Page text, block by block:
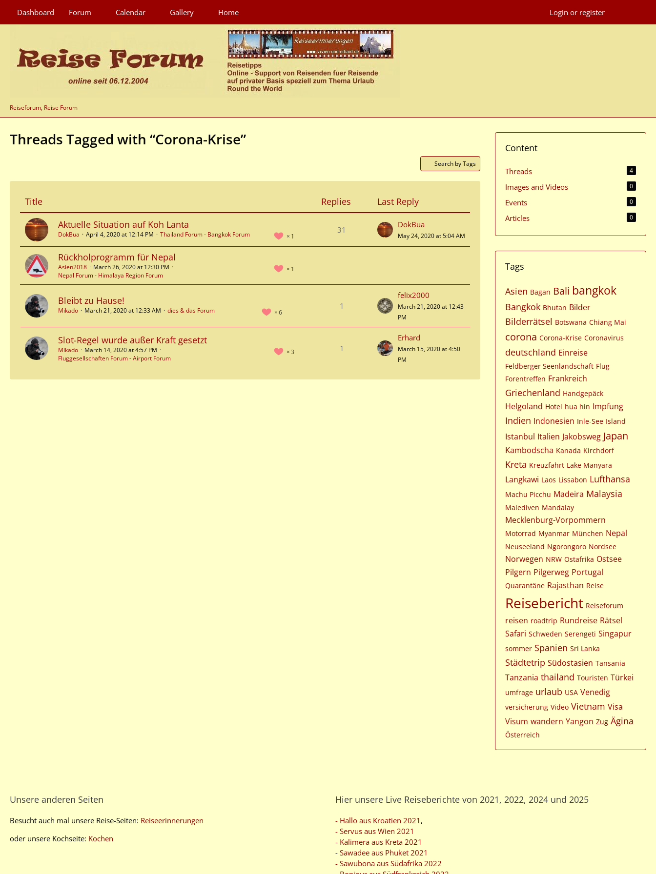
Dashboard Forum Calendar Gallery Home Login or register
Reiseforum, Reise Forum
Threads Tagged with “Corona-Krise”
Search by Tags
Title Replies
Last Reply
Aktuelle Situation auf Koh Lanta
1
DokBua April 4, 2020 at 12:14 PM Thailand Forum - Bangkok Forum 31
DokBua
May 24, 2020 at 5:04 AM
Rückholprogramm für Nepal
1
Asien2018
March 26, 2020 at 12:30 PM
Nepal Forum - Himalaya Region Forum
Bleibt zu Hause!
6
Mikado March 21, 2020 at 12:33 AM dies & das Forum 1
felix2000
March 21, 2020 at 12:43
PM
Slot-Regel wurde außer Kraft gesetzt
3
Mikado
March 14, 2020 at 4:57 PM
Fluggesellschaften Forum - Airport Forum
1
Erhard
March 15, 2020 at 4:50
PM
Content
Threads 4
Images and Videos 0
Events 0
Articles 0
Tags
Asien Bagan Bali bangkok
Bangkok Bhutan Bilder
Bilderrätsel Botswana Chiang Mai
corona Corona-Krise Coronavirus
deutschland Einreise
Feldberger Seenlandschaft Flug
Forentreffen Frankreich
Griechenland Handgepäck
Helgoland Hotel hua hin Impfung
Indien Indonesien Inle-See Island
Istanbul Italien Jakobsweg Japan
Kambodscha Kanada Kirchdorf
Kreta Kreuzfahrt Lake Manyara
Langkawi Laos Lissabon Lufthansa
Machu Picchu Madeira Malaysia
Malediven Mandalay
Mecklenburg-Vorpommern
Motorrad Myanmar München Nepal
Neuseeland Ngorongoro Nordsee
Norwegen NRW Ostafrika Ostsee
Pilgern Pilgerweg Portugal
Quarantäne Rajasthan Reise
Reisebericht Reiseforum
reisen roadtrip Rundreise Rätsel
Safari Schweden Serengeti Singapur
sommer Spanien Sri Lanka
Städtetrip Südostasien Tansania
Tanzania thailand Touristen Türkei
umfrage urlaub USA Venedig
versicherung Video Vietnam Visa
Visum wandern Yangon Zug Ägina
Österreich
Unsere anderen Seiten
Besucht auch mal unsere Reise-Seiten: Reiseerinnerungen
oder unsere Kochseite: Kochen
Hier unsere Live Reiseberichte von 2021, 2022, 2024 und 2025
- Hallo aus Kroatien 2021 ,
- Servus aus Wien 2021
- Kalimera aus Kreta 2021
- Sawadee aus Phuket 2021
- Sawubona aus Südafrika 2022